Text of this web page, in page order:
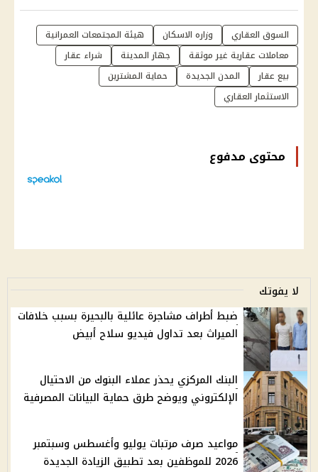
السوق العقاري وزاره الاسكان
هيئة المجتمعات العمرانية
معاملات عقارية غير موثقة
جهاز المدينة
شراء عقار
بيع عقار
المدن الجديدة
حماية المشترين
الاستثمار العقاري
محتوى مدفوع
لا يفوتك
ضبط أطراف مشاجرة عائلية بالبحيرة بسبب خلافات
الميراث بعد تداول فيديو سلاح أبيض
البنك المركزي يحذر عملاء البنوك من الاحتيال
الإلكتروني ويوضح طرق حماية البيانات المصرفية
مواعيد صرف مرتبات يوليو وأغسطس وسبتمبر
2026 للموظفين بعد تطبيق الزيادة الجديدة